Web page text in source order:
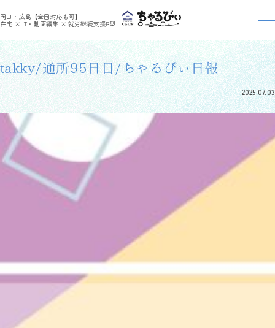
岡山・広島【全国対応も可】
在宅 × IT・動画編集 × 就労継続支援B型
利用者さんの日報 >
利用者さんの日報
takky/通所95日目/ちゃるびぃ日報
2025.07.03